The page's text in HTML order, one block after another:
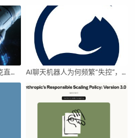
xAI合并SpaceX后：马斯克直接介入，团队压力激增 AI聊天机器人为何频繁“失控”，背后原因及解决方案解析